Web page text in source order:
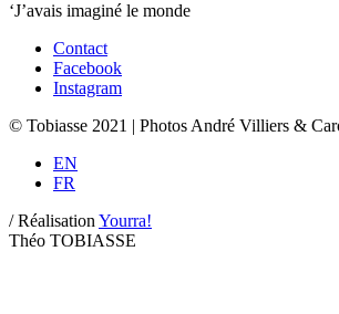
‘J’avais imaginé le monde
Contact
Facebook
Instagram
© Tobiasse 2021 | Photos André Villiers &
EN
FR
/Réalisation Yourra!
Théo TOBIASSE